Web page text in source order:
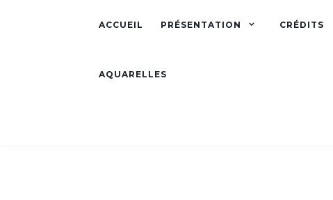
ACCUEIL PRÉSENTATION CRÉDITS
AQUARELLES